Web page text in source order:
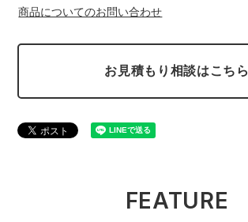
商品についてのお問い合わせ
お見積もり相談はこちら
FEATURE